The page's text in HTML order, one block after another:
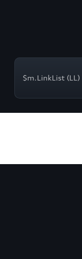
$m.LinkList (LL)